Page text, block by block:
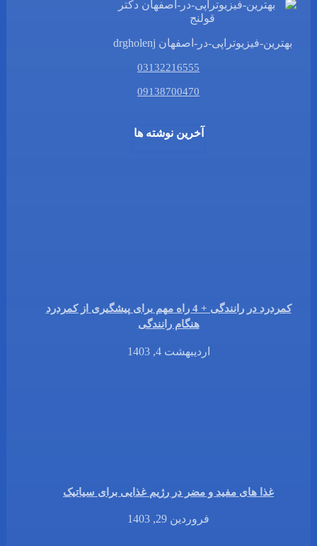
بهترین-فیزیوتراپی-در-اصفهان drgholenj
03132216555
09138700470
آخرین نوشته ها
کمردرد در رانندگی + 4 راه مهم برای پیشگیری از کمردرد
هنگام رانندگی
اردیبهشت 4, 1403
غذا های مفید و مضر در رژیم غذایی برای سیاتیک
فروردین 29, 1403